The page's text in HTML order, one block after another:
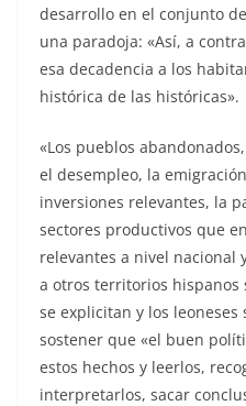
desarrollo en el conjunto
una paradoja: «Así, a
esa decadencia a los
histórica de las históricas».
«Los pueblos
el desempleo, la
inversiones relevantes, la
sectores productivos que
relevantes a nivel
a otros territorios
se explicitan y los
sostener que «el buen
estos hechos y leerlos,
interpretarlos, sacar